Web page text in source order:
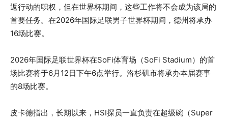
返行动的职权，但在世界杯期间，这些工作将不会成为该局的
首要任务。在2026年国际足联男子世界杯期间，德州将承办
16场比赛。
2026年国际足联世界杯在SoFi体育场（SoFi Stadium）的首
场比赛将于6月12日下午6点举行。洛杉矶市将承办本届赛事
的8场比赛。
皮卡德指出，长期以来，HSI探员一直负责在超级碗（Super